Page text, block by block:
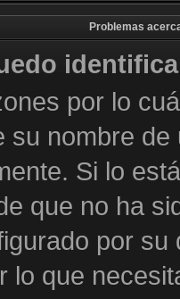
Problemas
por lo
su nombre
Si lo
que no ha
por
lo que